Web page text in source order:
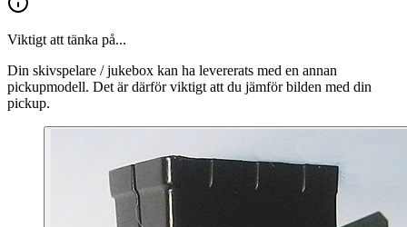
Viktigt att tänka på...
Din skivspelare / jukebox kan ha levererats med en annan
pickupmodell. Det är därför viktigt att du jämför bilden med din
pickup.